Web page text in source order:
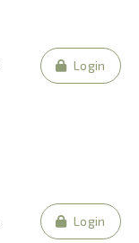
Login
Login